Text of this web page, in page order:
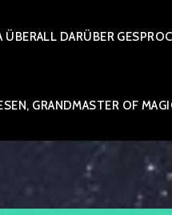
ÜBERALL DARÜBER
GRANDMASTER OF